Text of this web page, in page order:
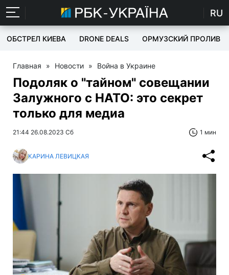
RU
ОБСТРЕЛ КИЕВА DRONE DEALS ОРМУЗСКИЙ ПРОЛИВ
Главная » Новости » Война в Украине
Подоляк о "тайном" совещании
Залужного с НАТО: это секрет
только для медиа
21:44 26.08.2023 Сб 1 мин
КАРИНА ЛЕВИЦКАЯ